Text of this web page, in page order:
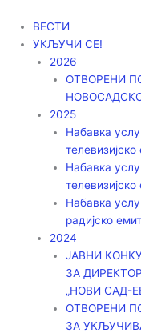
садржај
ВЕСТИ
УКЉУЧИ СЕ!
2026
ОТВОРЕНИ
2025
Набавка
Набавка
Набавка
радијско
2024
ЈАВНИ
ЗА
„НОВИ САД-
ОТВОРЕНИ
ЗА